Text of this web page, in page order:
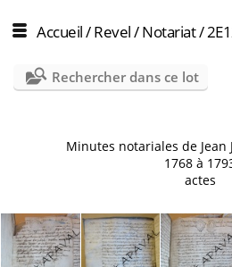
Accueil/Revel/Notariat/
Rechercher dans ce lot
Minutes notariales de Jean
1768 à
actes